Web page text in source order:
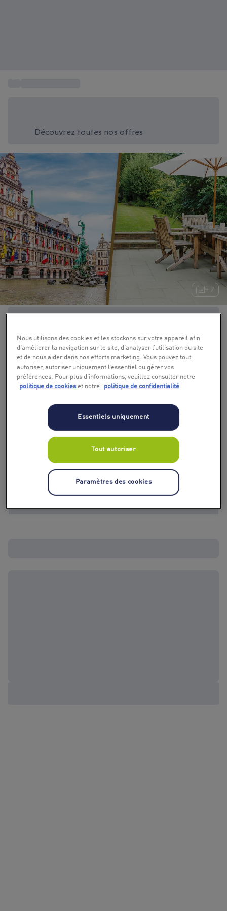
Découvrez toutes nos offres
+ 7
Nous utilisons des cookies et les stockons sur votre appareil afin
d’améliorer la navigation sur le site, d’analyser l’utilisation du site
et de nous aider dans nos efforts marketing. Vous pouvez tout
autoriser, autoriser uniquement l’essentiel ou gérer vos
préférences. Pour plus d’informations, veuillez consulter notre
politique de cookieset notre politique de confidentialité.
Essentiels uniquement
Tout autoriser
Paramètres des cookies